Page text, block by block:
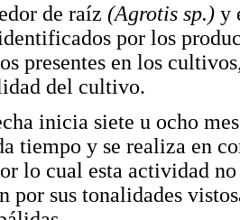
de raíz (Agrotis sp.) y
por los
presentes en los
del cultivo.
inicia siete u ocho
tiempo y se realiza en
lo cual esta actividad
por sus tonalidades